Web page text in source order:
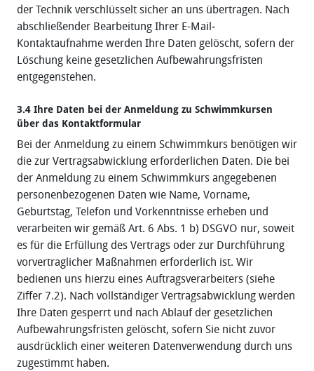
der Technik verschlüsselt sicher an uns übertragen. Nach
abschließender Bearbeitung Ihrer E-Mail‐
Kontaktaufnahme werden Ihre Daten gelöscht, sofern der
Löschung keine gesetzlichen Aufbewahrungsfristen
entgegenstehen.
3.4 Ihre Daten bei der Anmeldung zu Schwimmkursen
über das Kontaktformular
Bei der Anmeldung zu einem Schwimmkurs benötigen wir
die zur Vertragsabwicklung erforderlichen Daten. Die bei
der Anmeldung zu einem Schwimmkurs angegebenen
personenbezogenen Daten wie Name, Vorname,
Geburtstag, Telefon und Vorkenntnisse erheben und
verarbeiten wir gemäß Art. 6 Abs. 1 b) DSGVO nur, soweit
es für die Erfüllung des Vertrags oder zur Durchführung
vorvertraglicher Maßnahmen erforderlich ist. Wir
bedienen uns hierzu eines Auftragsverarbeiters (siehe
Ziffer 7.2). Nach vollständiger Vertragsabwicklung werden
Ihre Daten gesperrt und nach Ablauf der gesetzlichen
Aufbewahrungsfristen gelöscht, sofern Sie nicht zuvor
ausdrücklich einer weiteren Datenverwendung durch uns
zugestimmt haben.